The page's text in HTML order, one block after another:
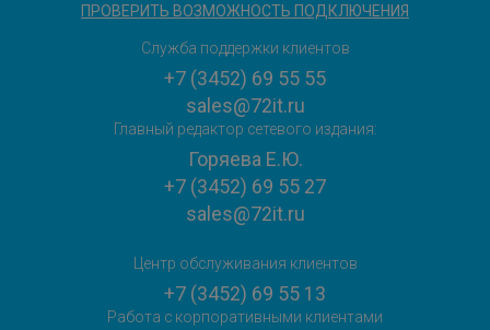
ПРОВЕРИТЬ ВОЗМОЖНОСТЬ ПОДКЛЮЧЕНИЯ
Служба поддержки клиентов
+7 (3452) 69 55 55
sales@72it.ru
Главный редактор сетевого издания:
Горяева Е.Ю.
+7 (3452) 69 55 27
sales@72it.ru
Центр обслуживания клиентов
+7 (3452) 69 55 13
Работа с корпоративными клиентами